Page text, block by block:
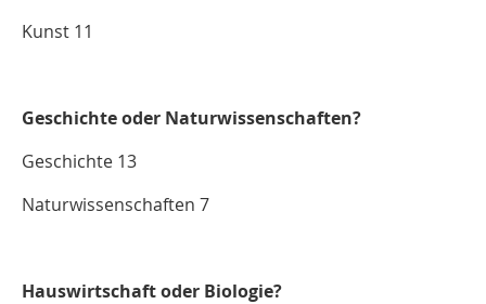
Kunst 11
Geschichte oder Naturwissenschaften?
Geschichte 13
Naturwissenschaften 7
Hauswirtschaft oder Biologie?